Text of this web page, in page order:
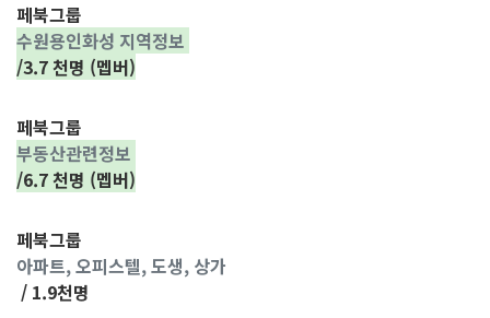
페북그룹
수원용인화성 지역정보
/3.7 천명 (멥버)
페북그룹
부동산관련정보
/6.7 천명 (멥버)
페북그룹
아파트, 오피스텔, 도생, 상가
/ 1.9천명